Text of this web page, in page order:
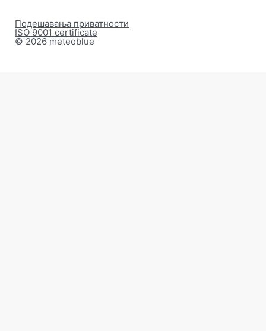
© 2026 meteoblue
ISO 9001 certificate
Подешавања приватности